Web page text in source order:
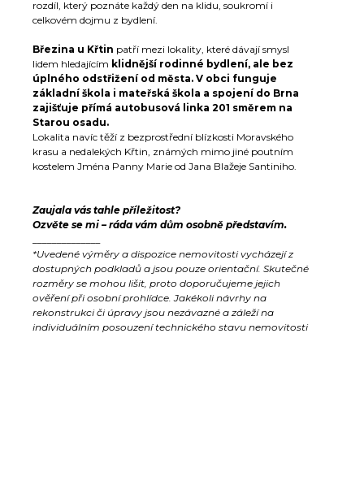
rozdíl, který poznáte každý den na klidu, soukromí i
celkovém dojmu z bydlení.
Březina u Křtin patří mezi lokality, které dávají smysl
lidem hledajícím klidnější rodinné bydlení, ale bez
úplného odstřižení od města. V obci funguje
základní škola i mateřská škola a spojení do Brna
zajišťuje přímá autobusová linka 201 směrem na
Starou osadu.
Lokalita navíc těží z bezprostřední blízkosti Moravského
krasu a nedalekých Křtin, známých mimo jiné poutním
kostelem Jména Panny Marie od Jana Blažeje Santiniho.
Zaujala vás tahle příležitost?
Ozvěte se mi – ráda vám dům osobně představím.
*Uvedené výměry a dispozice nemovitosti vycházejí z
dostupných podkladů a jsou pouze orientační. Skutečné
rozměry se mohou lišit, proto doporučujeme jejich
ověření při osobní prohlídce. Jakékoli návrhy na
rekonstrukci či úpravy jsou nezávazné a záleží na
individuálním posouzení technického stavu nemovitosti